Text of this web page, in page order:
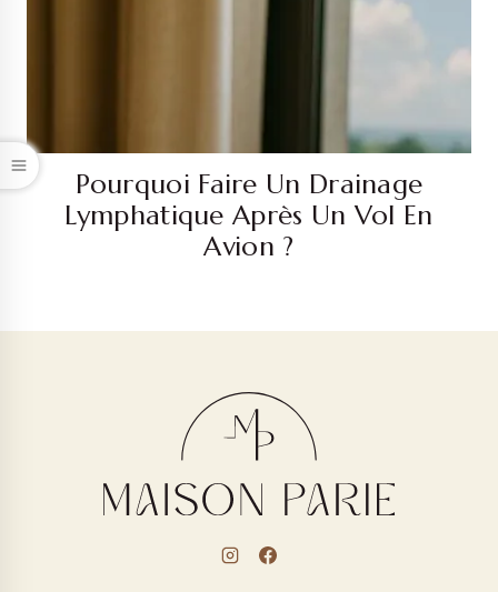
Pourquoi Faire Un Drainage
Lymphatique Après Un Vol En
Avion ?